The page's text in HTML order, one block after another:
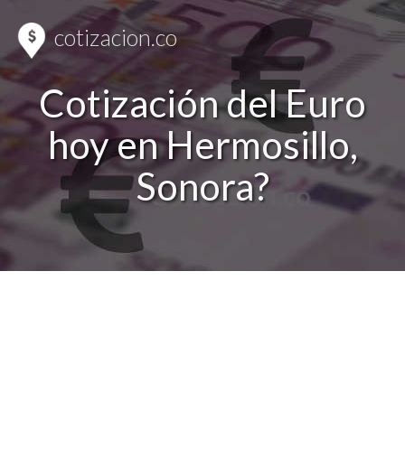
cotizacion.co
Cotización del Euro
hoy en Hermosillo,
Sonora?